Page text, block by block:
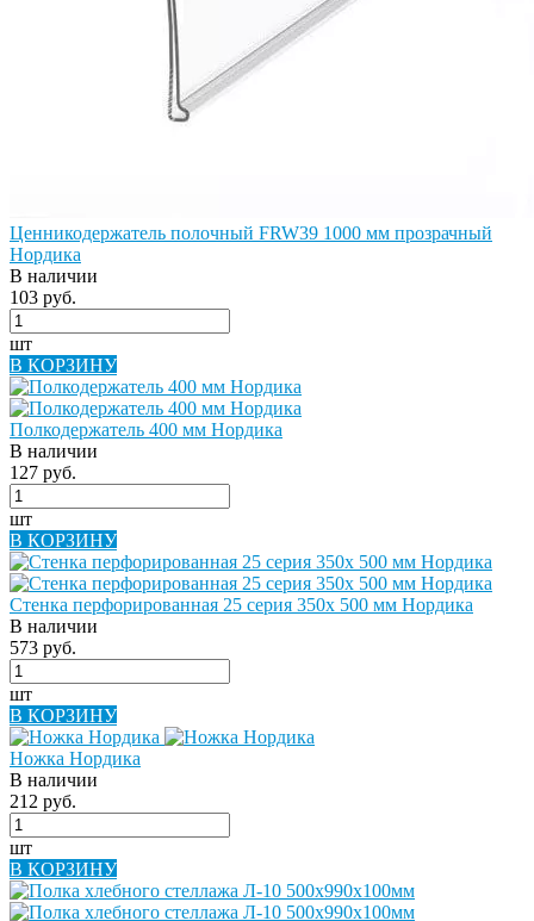
Ценникодержатель полочный FRW39 1000 мм прозрачный
Нордика
В наличии
103 руб.
шт
В КОРЗИНУ
Полкодержатель 400 мм Нордика
В наличии
127 руб.
шт
В КОРЗИНУ
Стенка перфорированная 25 серия 350х 500 мм Нордика
В наличии
573 руб.
шт
В КОРЗИНУ
Ножка Нордика
В наличии
212 руб.
шт
В КОРЗИНУ